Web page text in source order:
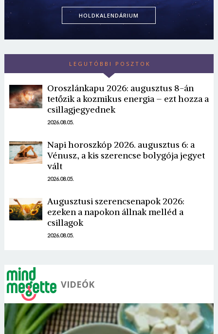
HOLDKALENDÁRIUM
LEGUTÓBBI POSZTOK
Oroszlánkapu 2026: augusztus 8-án
tetőzik a kozmikus energia – ezt hozza a
csillagjegyednek
2026.08.05.
Napi horoszkóp 2026. augusztus 6: a
Vénusz, a kis szerencse bolygója jegyet
vált
2026.08.05.
Augusztusi szerencsenapok 2026:
ezeken a napokon állnak melléd a
csillagok
2026.08.05.
VIDEÓK
Borsonline bejelentkezés
E-mail cím vagy felhasználónév
Jelszó